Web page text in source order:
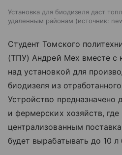
Установка для биодизеля даст
удаленным районам
источник:
Студент Томского
(ТПУ) Андрей Мех вместе с
над установкой для
биодизеля из
Устройство предназначено
и фермерских хозяйств, где
централизованным
будет вырабатывать до 10 л